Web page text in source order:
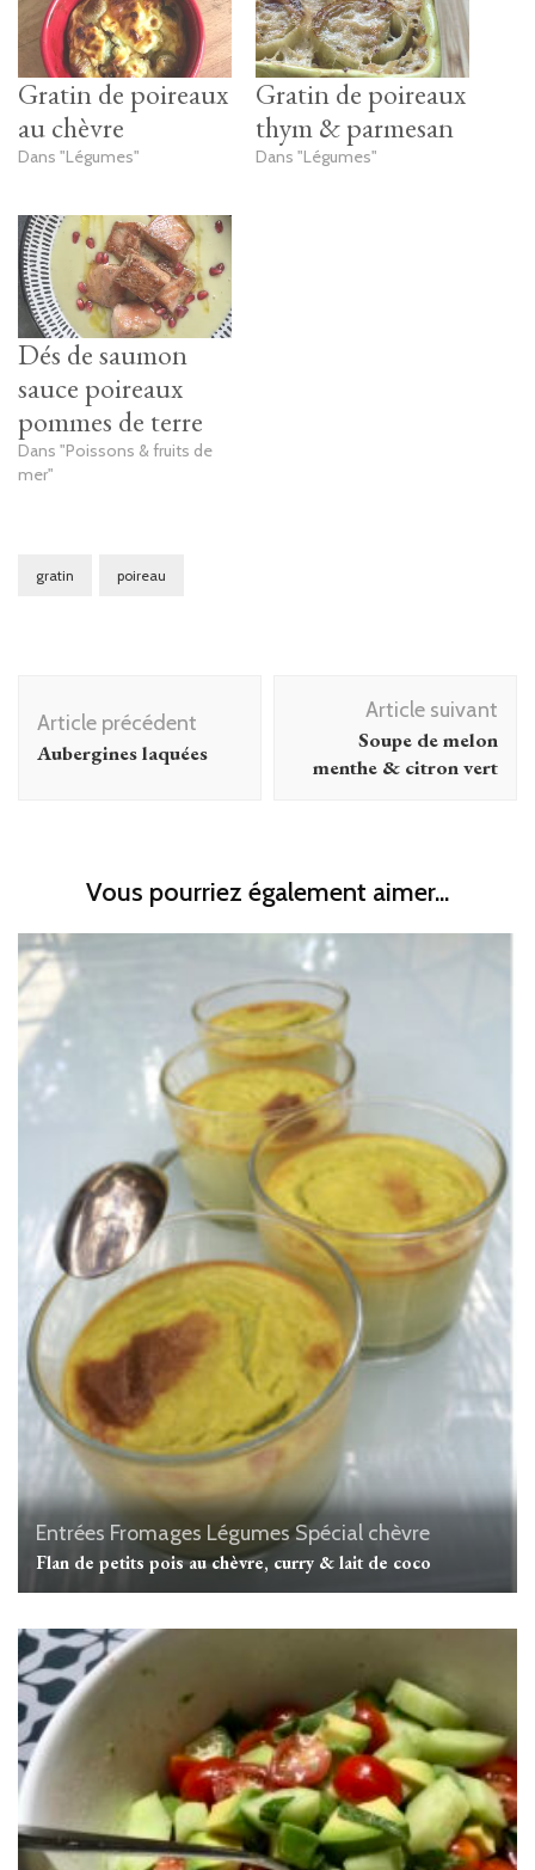
Gratin de poireaux
au chèvre
Dans "Légumes"
Gratin de poireaux
thym & parmesan
Dans "Légumes"
Dés de saumon
sauce poireaux
pommes de terre
Dans "Poissons & fruits de
mer"
gratin poireau
d'article
Article précédent
Aubergines laquées
Article suivant
Soupe de melon
menthe & citron vert
Vous pourriez également aimer...
Entrées Fromages Légumes Spécial chèvre
Flan de petits pois au chèvre, curry & lait de coco